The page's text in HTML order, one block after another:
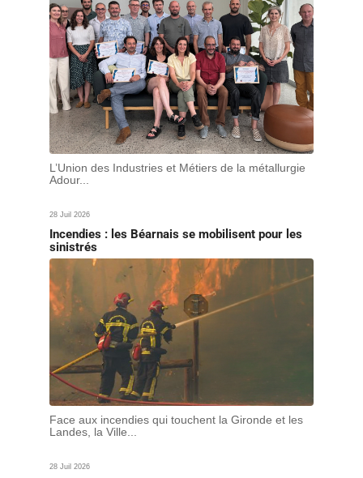
L’Union des Industries et Métiers de la métallurgie
Adour...
28 Juil 2026
Incendies : les Béarnais se mobilisent pour les
sinistrés
Face aux incendies qui touchent la Gironde et les
Landes, la Ville...
28 Juil 2026